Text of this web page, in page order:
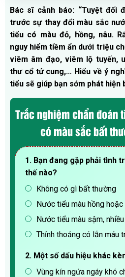
Bác sĩ cảnh báo: “Tuyệt đối
trước sự thay đổi màu sắc
tiểu có màu đỏ, hồng, nâu.
nguy hiểm tiềm ẩn dưới triệu
viêm âm đạo, viêm lộ tuyến,
thư cổ tử cung,… Hiểu về ý
tiểu sẽ giúp bạn sớm phát hiện
Trắc nghiệm chẩn đoán
có màu sắc bất
1. Bạn đang gặp phải tình
thế nào?
Không có gì bất thường
Nước tiểu màu hồng hoặc
Nước tiểu màu sậm,
Thỉnh thoảng có lẫn máu
2. Một số dấu hiệu khác
Vùng kín ngứa ngáy khó